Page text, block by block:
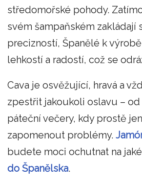
středomořské pohody.
svém šampaňském zakládají
precizností, Španělé k
lehkostí a radostí, což se
Cava je osvěžující, hravá a
zpestřit jakoukoli oslavu –
páteční večery, kdy prostě
zapomenout problémy.
budete moci ochutnat na
do Španělska.